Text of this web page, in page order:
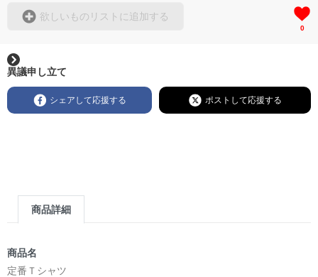
欲しいものリストに追加する
0
異議申し立て
シェアして応援する ポストして応援する
商品詳細
商品名
定番Ｔシャツ